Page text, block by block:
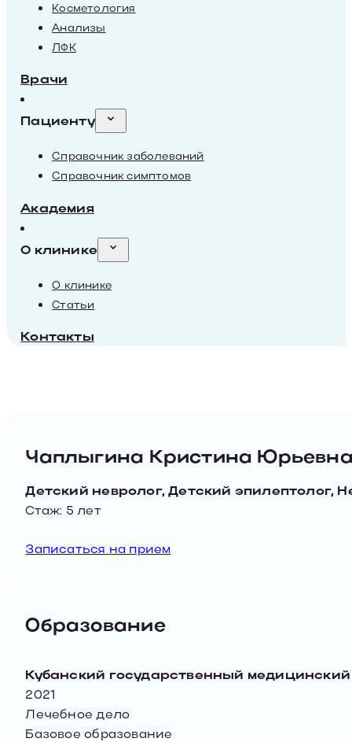
Косметология
Анализы
ЛФК
Врачи
Пациенту
Справочник заболеваний
Справочник симптомов
Академия
О клинике
О клинике
Статьи
Контакты
Чаплыгина Кристина
Детский невролог, Детский эпилептолог,
Стаж: 5 лет
Записаться на прием
Образование
Кубанский государственный
2021
Лечебное дело
Базовое образование